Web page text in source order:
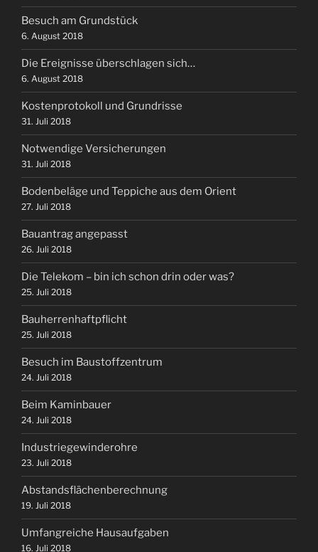
Besuch am Grundstück
6. August 2018
Die Ereignisse überschlagen sich…
6. August 2018
Kostenprotokoll und Grundrisse
31. Juli 2018
Notwendige Versicherungen
31. Juli 2018
Bodenbeläge und Teppiche aus dem Orient
27. Juli 2018
Bauantrag angepasst
26. Juli 2018
Die Telekom – bin ich schon drin oder was?
25. Juli 2018
Bauherrenhaftpflicht
25. Juli 2018
Besuch im Baustoffzentrum
24. Juli 2018
Beim Kaminbauer
24. Juli 2018
Industriegewinderohre
23. Juli 2018
Abstandsflächenberechnung
19. Juli 2018
Umfangreiche Hausaufgaben
16. Juli 2018